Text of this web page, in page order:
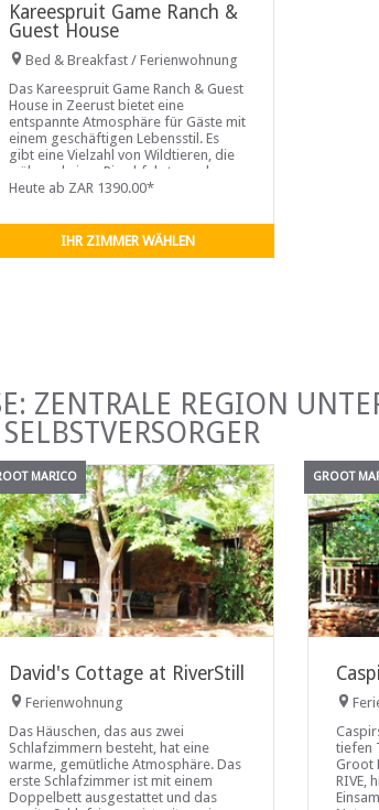
Kareespruit Game Ranch &
Guest House
Bed & Breakfast / Ferienwohnung
Das Kareespruit Game Ranch & Guest
House in Zeerust bietet eine
entspannte Atmosphäre für Gäste mit
einem geschäftigen Lebensstil. Es
gibt eine Vielzahl von Wildtieren, die
während einer Pirschfahrt gesehen
werden können ...
Heute ab ZAR 1390.00*
IHR ZIMMER WÄHLEN
ZENTRALE REGION
SELBSTVERSORGER
MARICO
David's Cottage at RiverStill
Ferienwohnung
Das Häuschen, das aus zwei
Schlafzimmern besteht, hat eine
warme, gemütliche Atmosphäre. Das
erste Schlafzimmer ist mit einem
Doppelbett ausgestattet und das
GROOT
tiefen
Groot
RIVE,